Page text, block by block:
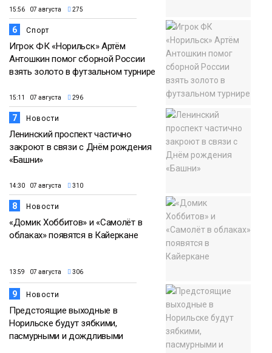
15:56 07 августа 275
6 Спорт
Игрок ФК «Норильск» Артём
Антошкин помог сборной России
взять золото в футзальном турнире
15:11 07 августа 296
7 Новости
Ленинский проспект частично
закроют в связи с Днём рождения
«Башни»
14:30 07 августа 310
8 Новости
«Домик Хоббитов» и «Самолёт в
облаках» появятся в Кайеркане
13:59 07 августа 306
9 Новости
Предстоящие выходные в
Норильске будут зябкими,
пасмурными и дождливыми